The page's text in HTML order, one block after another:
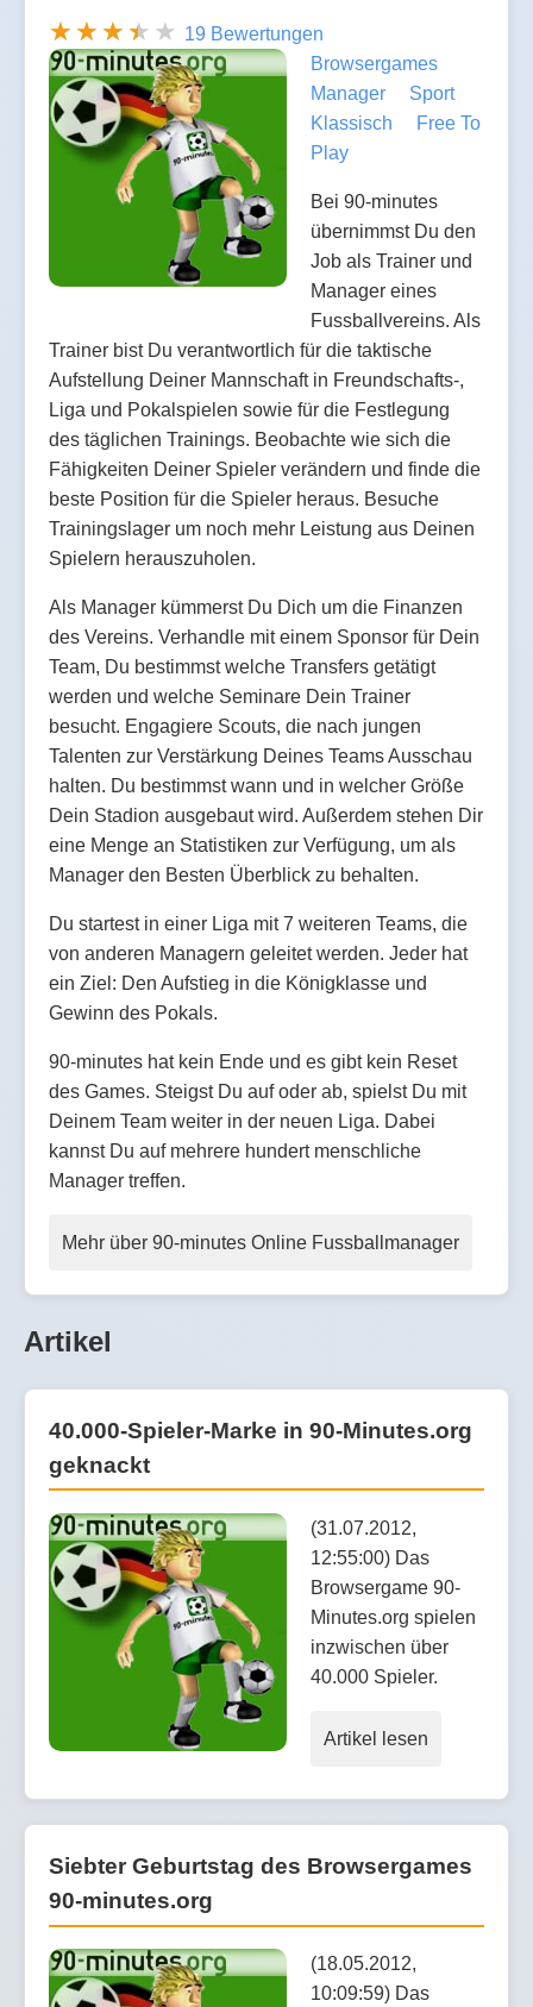
19 Bewertungen
Browsergames
Manager
Sport
Klassisch
Free To
Play
Bei 90-minutes
übernimmst Du den
Job als Trainer und
Manager eines
Fussballvereins. Als
Trainer bist Du verantwortlich für die taktische
Aufstellung Deiner Mannschaft in Freundschafts-,
Liga und Pokalspielen sowie für die Festlegung
des täglichen Trainings. Beobachte wie sich die
Fähigkeiten Deiner Spieler verändern und finde die
beste Position für die Spieler heraus. Besuche
Trainingslager um noch mehr Leistung aus Deinen
Spielern herauszuholen.
Als Manager kümmerst Du Dich um die Finanzen
des Vereins. Verhandle mit einem Sponsor für Dein
Team, Du bestimmst welche Transfers getätigt
werden und welche Seminare Dein Trainer
besucht. Engagiere Scouts, die nach jungen
Talenten zur Verstärkung Deines Teams Ausschau
halten. Du bestimmst wann und in welcher Größe
Dein Stadion ausgebaut wird. Außerdem stehen Dir
eine Menge an Statistiken zur Verfügung, um als
Manager den Besten Überblick zu behalten.
Du startest in einer Liga mit 7 weiteren Teams, die
von anderen Managern geleitet werden. Jeder hat
ein Ziel: Den Aufstieg in die Königklasse und
Gewinn des Pokals.
90-minutes hat kein Ende und es gibt kein Reset
des Games. Steigst Du auf oder ab, spielst Du mit
Deinem Team weiter in der neuen Liga. Dabei
kannst Du auf mehrere hundert menschliche
Manager treffen.
Mehr über 90-minutes Online Fussballmanager
Artikel
40.000-Spieler-Marke in 90-Minutes.org
geknackt
(31.07.2012,
12:55:00) Das
Browsergame 90-
Minutes.org spielen
inzwischen über
40.000 Spieler.
Artikel lesen
Siebter Geburtstag des Browsergames
90-minutes.org
(18.05.2012,
10:09:59) Das